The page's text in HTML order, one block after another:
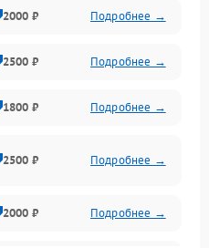
2000 ₽ Подробнее →
2500 ₽ Подробнее →
1800 ₽ Подробнее →
2500 ₽ Подробнее →
2000 ₽ Подробнее →